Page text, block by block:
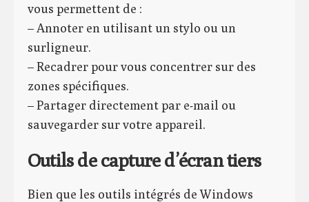
vous permettent de :
– Annoter en utilisant un stylo ou un
surligneur.
– Recadrer pour vous concentrer sur des
zones spécifiques.
– Partager directement par e-mail ou
sauvegarder sur votre appareil.
Outils de capture d’écran tiers
Bien que les outils intégrés de Windows